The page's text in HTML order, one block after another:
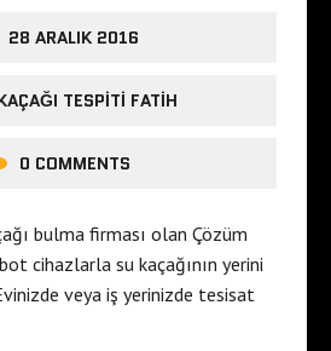
28 ARALIK 2016
TESPITI FATIH
0 COMMENTS
bulma firması olan Çözüm
cihazlarla su kaçağının yerini
veya iş yerinizde tesisat